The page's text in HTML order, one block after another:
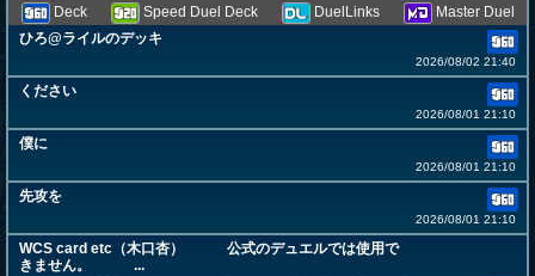
Deck Speed Duel Deck DuelLinks
Master Duel
ひろ@ライルのデッキ
2026/08/02 21:40
ください
2026/08/01 21:10
僕に
2026/08/01 21:10
先攻を
2026/08/01 21:10
WCS card etc（木口杏） 公式のデュエルでは使用で
きません。 ...